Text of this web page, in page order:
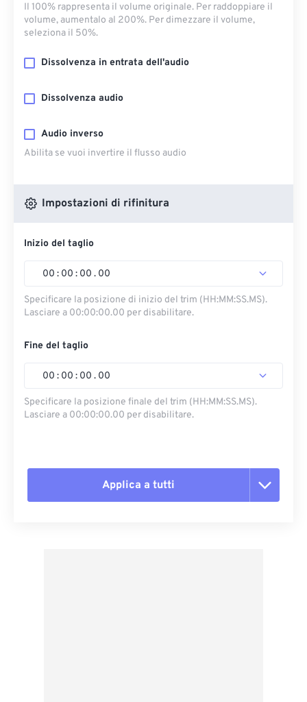
Il 100% rappresenta il volume originale. Per raddoppiare il
volume, aumentalo al 200%. Per dimezzare il volume,
seleziona il 50%.
Dissolvenza in entrata dell'audio
Dissolvenza audio
Audio inverso
Abilita se vuoi invertire il flusso audio
Impostazioni di rifinitura
Inizio del taglio
00 : 00 : 00 . 00
Specificare la posizione di inizio del trim (HH:MM:SS.MS).
Lasciare a 00:00:00.00 per disabilitare.
Fine del taglio
00 : 00 : 00 . 00
Specificare la posizione finale del trim (HH:MM:SS.MS).
Lasciare a 00:00:00.00 per disabilitare.
Applica a tutti